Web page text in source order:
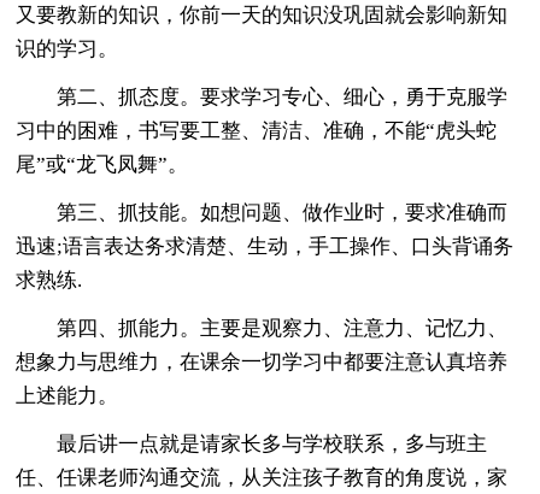
又要教新的知识，你前一天的知识没巩固就会影响新知
识的学习。
第二、抓态度。要求学习专心、细心，勇于克服学
习中的困难，书写要工整、清洁、准确，不能“虎头蛇
尾”或“龙飞凤舞”。
第三、抓技能。如想问题、做作业时，要求准确而
迅速;语言表达务求清楚、生动，手工操作、口头背诵务
求熟练.
第四、抓能力。主要是观察力、注意力、记忆力、
想象力与思维力，在课余一切学习中都要注意认真培养
上述能力。
最后讲一点就是请家长多与学校联系，多与班主
任、任课老师沟通交流，从关注孩子教育的角度说，家